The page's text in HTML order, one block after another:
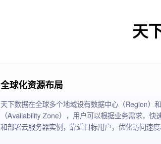
天
全球化资源布局
天下数据在全球多个地域设有数据中心（Region）
（Availability Zone），用户可以根据业务需求，快
和部署云服务器实例，靠近目标用户，优化访问速度